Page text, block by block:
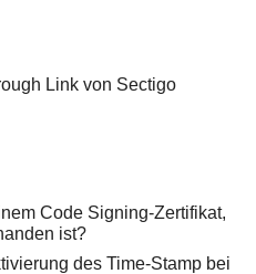
Link von Sectigo
Code Signing-Zertifikat,
ist?
des Time-Stamp bei